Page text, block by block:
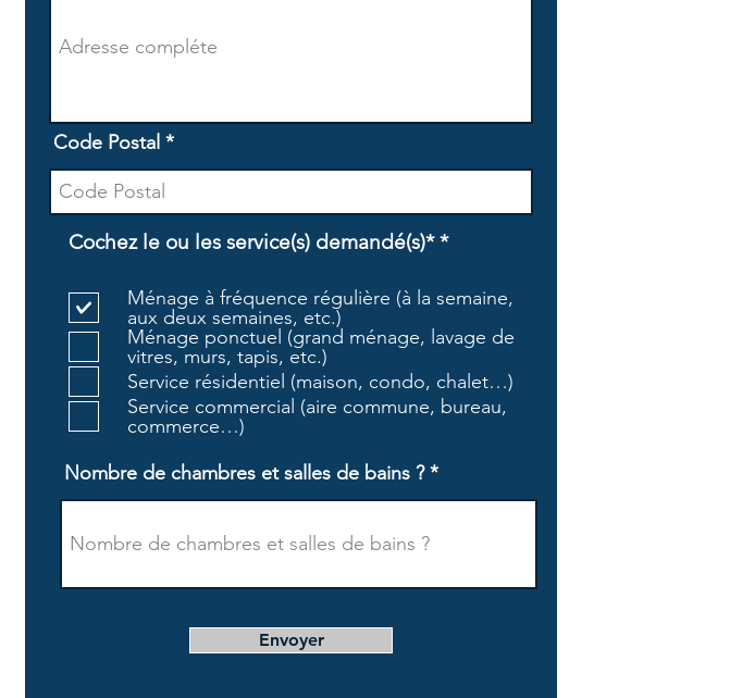
Code Postal
Cochez le ou les service(s) demandé(s)* *O
i
a
o
i
Ménage à fréquence régulière (à la semaine,
aux deux semaines, etc.)
Ménage ponctuel (grand ménage, lavage de
vitres, murs, tapis, etc.)
Service résidentiel (maison, condo, chalet…)
Service commercial (aire commune, bureau,
commerce…)
Nombre de chambres et salles de bains ?
Envoyer